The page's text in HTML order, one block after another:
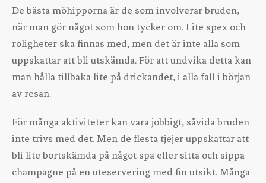
De bästa möhipporna är de som involverar bruden,
när man gör något som hon tycker om. Lite spex och
roligheter ska finnas med, men det är inte alla som
uppskattar att bli utskämda. För att undvika detta kan
man hålla tillbaka lite på drickandet, i alla fall i början
av resan.
För många aktiviteter kan vara jobbigt, såvida bruden
inte trivs med det. Men de flesta tjejer uppskattar att
bli lite bortskämda på något spa eller sitta och sippa
champagne på en uteservering med fin utsikt. Många